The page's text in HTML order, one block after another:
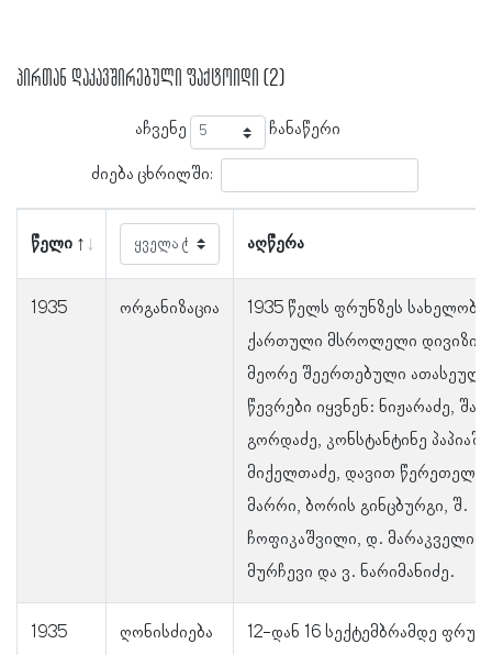
პირთან დაკავშირებული ფაქტოიდი (2)
აჩვენე ჩანაწერი
ძიება ცხრილში:
წელი აღწერა
1935 ორგანიზაცია
1935 წელს ფრუნზეს
ქართული მსროლელი
მეორე შეერთებული
წევრები იყვნენ: ნიჟარაძე,
გორდაძე, კონსტანტინე
მიქელთაძე, დავით წერეთელი,
მარრი, ბორის გინცბურგი, შ.
ჩოფიკაშვილი, დ.
მურჩევი და ვ. ნარიმანიძე.
1935 ღონისძიება
12-დან 16 სექტემბრამდე